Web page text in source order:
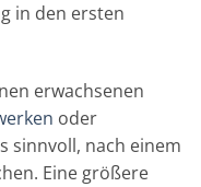
in den ersten
erwachsenen
oder
sinnvoll, nach einem
Eine größere